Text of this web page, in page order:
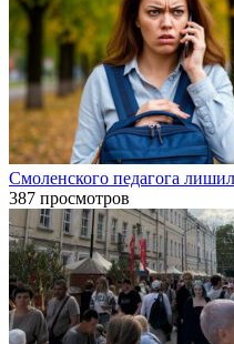
Смоленского педагога
387 просмотров